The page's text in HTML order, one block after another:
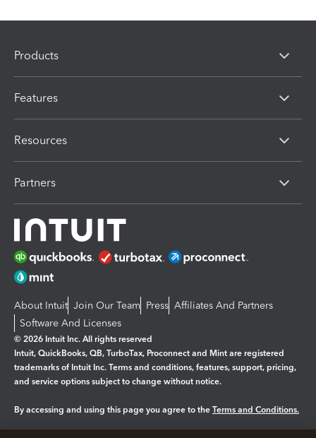
Products
Features
Resources
Partners
About Intuit Join Our Team Press Affiliates And Partners
Software And Licenses
© 2026 Intuit Inc. All rights reserved
Intuit, QuickBooks, QB, TurboTax, Proconnect and Mint are registered
trademarks of Intuit Inc. Terms and conditions, features, support, pricing,
and service options subject to change without notice.
By accessing and using this page you agree to the Terms and Conditions.